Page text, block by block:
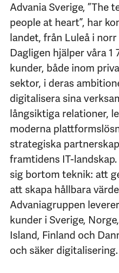
Advania Sverige, ”The
people at heart”, har
landet, från Luleå i
Dagligen hjälper våra 1
kunder, både inom
sektor, i deras
digitalisera sina
långsiktiga relationer,
moderna
strategiska
framtidens IT-
sig bortom teknik: att
att skapa hållbara
Advaniagruppen
kunder i Sverige,
Island, Finland och
och säker digitalisering.